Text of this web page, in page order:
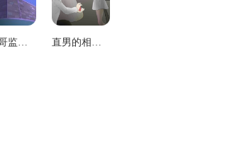
霍斯哥监狱生存 直男的相亲传说